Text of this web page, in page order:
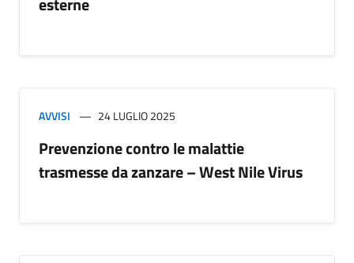
AVVISI 24 LUGLIO 2025
Prevenzione contro le malattie
trasmesse da zanzare – West Nile Virus